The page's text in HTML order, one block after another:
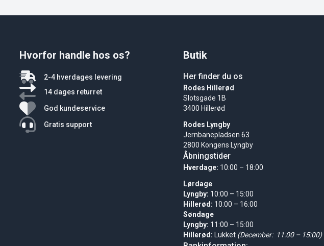
Butik
Her finder du os
Rodes Hillerød
Slotsgade 1B
3400 Hillerød
Rodes Lyngby
Jernbanepladsen 63
2800 Kongens Lyngby
Åbningstider
Hverdage: 10:00 – 18:00
Lørdage
Lyngby: 10:00 – 15:00
Hillerød: 10:00 – 16:00
Søndage
Lyngby: 11:00 – 15:00
Hillerød: Lukket (December: 11:00 – 15:00)
Hvorfor handle hos os?
2-4 hverdages levering
14 dages returret
God kundeservice
Gratis support